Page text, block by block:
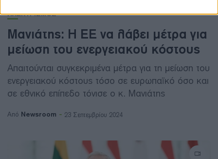
ΗΛΕΚΤΡΙΣΜΟΣ
Μανιάτης: Η ΕΕ να λάβει μέτρα για
μείωση του ενεργειακού κόστους
Απαιτούνται συγκεκριμένα μέτρα για τη μείωση του
ενεργειακού κόστους τόσο σε ευρωπαϊκό όσο και
σε εθνικό επίπεδο τόνισε ο κ. Μανιάτης
Από Newsroom 23 Σεπτεμβρίου 2024